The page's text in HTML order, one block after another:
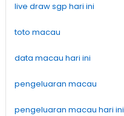
live draw sgp hari ini
toto macau
data macau hari ini
pengeluaran macau
pengeluaran macau hari ini